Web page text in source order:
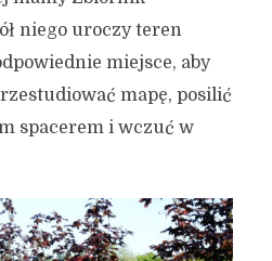
niego uroczy teren
miejsce, aby
mapę, posilić
spacerem i wczuć w